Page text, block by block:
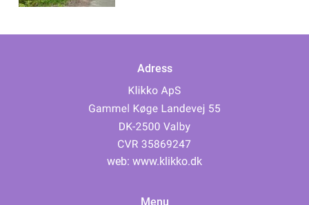
Adress
web: www.klikko.dk
Menu